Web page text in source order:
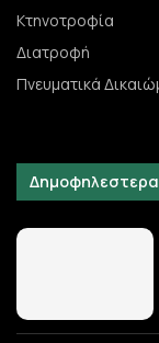
Κτηνοτροφία
Διατροφή
Πνευματικά